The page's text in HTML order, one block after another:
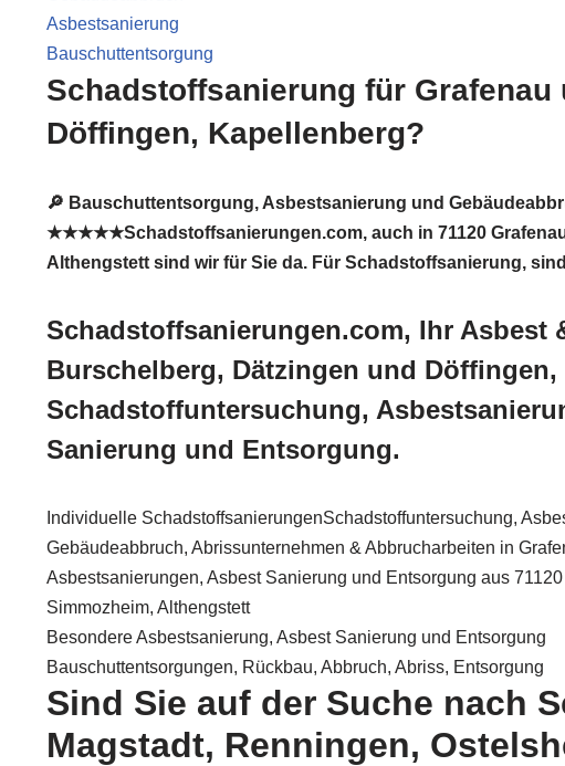
Asbestsanierung
Bauschuttentsorgung
Schadstoffsanierung für
Döffingen, Kapellenberg?
🔎 Bauschuttentsorgung, Asbestsanierung und
★★★★★Schadstoffsanierungen.com, auch in 71120
Althengstett sind wir für Sie da. Für Schadstoffsanierung,
Schadstoffsanierungen.com, Ihr Asbest
Burschelberg, Dätzingen und
Schadstoffuntersuchung,
Sanierung und Entsorgung.
Individuelle SchadstoffsanierungenSchadstoffuntersuchung,
Gebäudeabbruch, Abrissunternehmen & Abbrucharbeiten in
Asbestsanierungen, Asbest Sanierung und Entsorgung aus
Simmozheim, Althengstett
Besondere Asbestsanierung, Asbest Sanierung und Entsorgung
Bauschuttentsorgungen, Rückbau, Abbruch, Abriss, Entsorgung
Sind Sie auf der Suche nach
Magstadt, Renningen,